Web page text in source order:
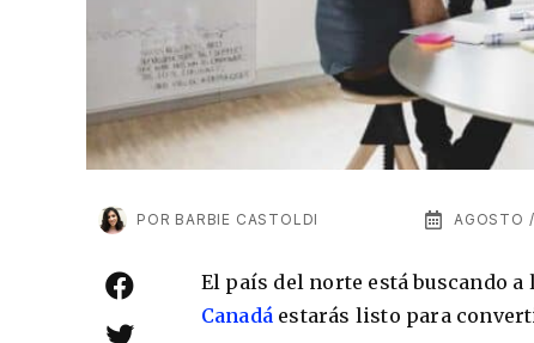
POR BARBIE CASTOLDI AGOSTO
El país del norte está buscando
Canadá estarás listo para